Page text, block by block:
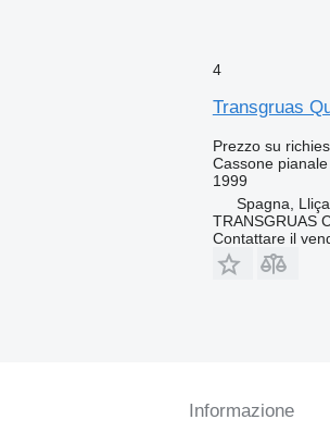
4
Transgruas
Prezzo su
Cassone pianale
1999
Spagna,
TRANSGRUAS
Contattare il
Informazione